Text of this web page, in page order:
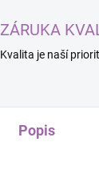
ZÁRUKA
Kvalita je naší
Popis